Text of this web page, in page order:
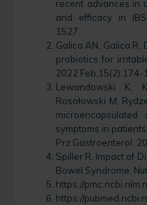
recent advances in
and efficacy in
1527.
Galica AN, Galica R,
probiotics for
2022 Feb;15(2):174-
Lewandowski K,
Rosołowski M,
symptoms in
Prz Gastroenterol.
Spiller R. Impact of
Bowel Syndrome.
https://
https://